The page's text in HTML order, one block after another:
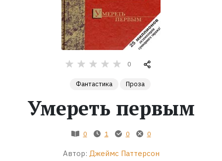
обсуждаемые
Серии
Экранизации
0
Фантастика Проза
Умереть первым
0 1 0 0
Автор: Джеймс Паттерсон